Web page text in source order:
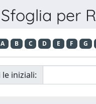
Sfoglia per
A B C D E F G
iniziali: